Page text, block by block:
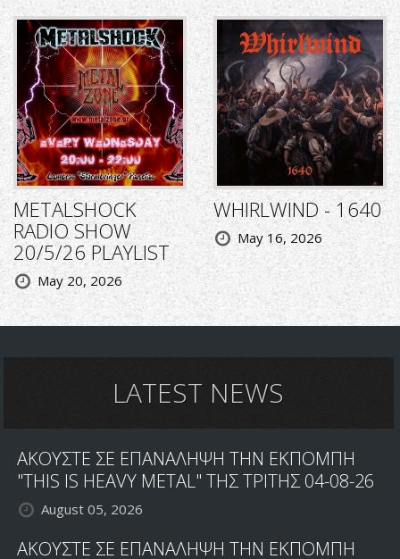
METALSHOCK
RADIO SHOW
20/5/26 PLAYLIST
May 20, 2026
WHIRLWIND - 1640
May 16, 2026
LATEST NEWS
ΑΚΟΥΣΤΕ ΣΕ ΕΠΑΝΑΛΗΨΗ ΤΗΝ ΕΚΠΟΜΠΗ
"THIS IS HEAVY METAL" ΤΗΣ ΤΡΙΤΗΣ 04-08-26
August 05, 2026
ΑΚΟΥΣΤΕ ΣΕ ΕΠΑΝΑΛΗΨΗ ΤΗΝ ΕΚΠΟΜΠΗ